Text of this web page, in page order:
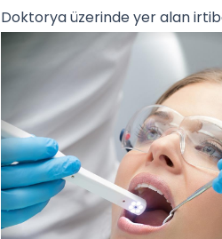
Doktorya üzerinde yer alan